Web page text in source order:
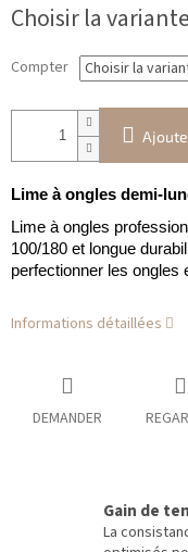
de
mesure:
Choisir la variante
Compter
Lime à ongles demi-
Lime à ongles
100/180 et longue
perfectionner les ongles
Informations détaillées
DEMANDER
Gain de
La